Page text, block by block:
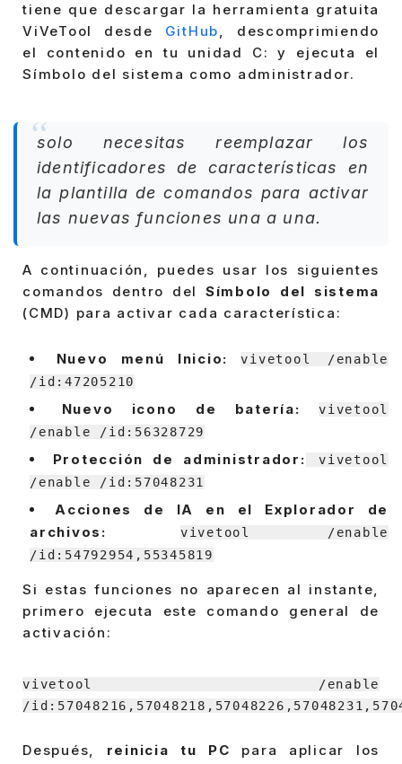
tiene que descargar la herramienta gratuita
ViVeTool desde GitHub, descomprimiendo
el contenido en tu unidad C: y ejecuta el
Símbolo del sistema como administrador.
solo necesitas reemplazar los
identificadores de características en
la plantilla de comandos para activar
las nuevas funciones una a una.
A continuación, puedes usar los siguientes
comandos dentro del Símbolo del sistema
(CMD) para activar cada característica:
Nuevo menú Inicio:
vivetool /enable
/id:47205210
Nuevo icono de batería:
vivetool
/enable /id:56328729
Protección de administrador:
vivetool
/enable /id:57048231
Acciones de IA en el Explorador de
archivos:
vivetool /enable
/id:54792954,55345819
Si estas funciones no aparecen al instante,
primero ejecuta este comando general de
activación:
vivetool /enable
/
Después, reinicia tu PC para aplicar los